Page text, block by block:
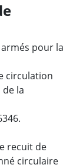
pour la
circulation
la
recuit de
circulaire